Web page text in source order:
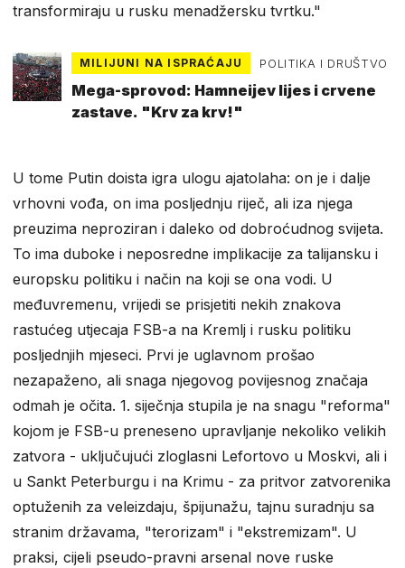
transformiraju u rusku menadžersku tvrtku."
MILIJUNI NA ISPRAĆAJU POLITIKA I DRUŠTVO
Mega-sprovod: Hamneijev lijes i crvene
zastave. "Krv za krv!"
U tome Putin doista igra ulogu ajatolaha: on je i dalje
vrhovni vođa, on ima posljednju riječ, ali iza njega
preuzima neproziran i daleko od dobroćudnog svijeta.
To ima duboke i neposredne implikacije za talijansku i
europsku politiku i način na koji se ona vodi. U
međuvremenu, vrijedi se prisjetiti nekih znakova
rastućeg utjecaja FSB-a na Kremlj i rusku politiku
posljednjih mjeseci. Prvi je uglavnom prošao
nezapaženo, ali snaga njegovog povijesnog značaja
odmah je očita. 1. siječnja stupila je na snagu "reforma"
kojom je FSB-u preneseno upravljanje nekoliko velikih
zatvora - uključujući zloglasni Lefortovo u Moskvi, ali i
u Sankt Peterburgu i na Krimu - za pritvor zatvorenika
optuženih za veleizdaju, špijunažu, tajnu suradnju sa
stranim državama, "terorizam" i "ekstremizam". U
praksi, cijeli pseudo-pravni arsenal nove ruske